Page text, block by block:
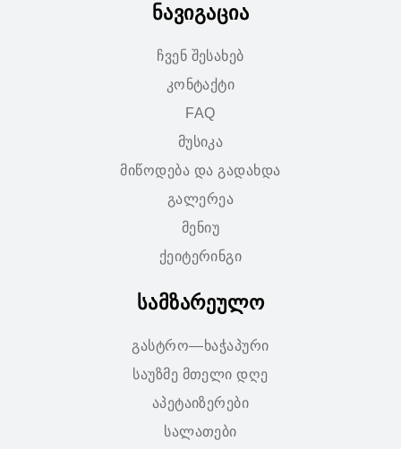
ნავიგაცია
ჩვენ შესახებ
კონტაქტი
FAQ
მუსიკა
მიწოდება და გადახდა
გალერეა
მენიუ
ქეიტერინგი
სამზარეულო
გასტრო—ხაჭაპური
საუზმე მთელი დღე
აპეტაიზერები
სალათები